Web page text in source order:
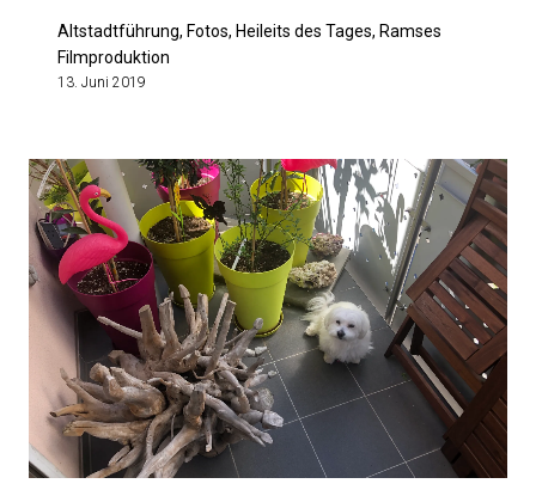
Altstadtführung, Fotos, Heileits des Tages, Ramses
Filmproduktion
13. Juni 2019